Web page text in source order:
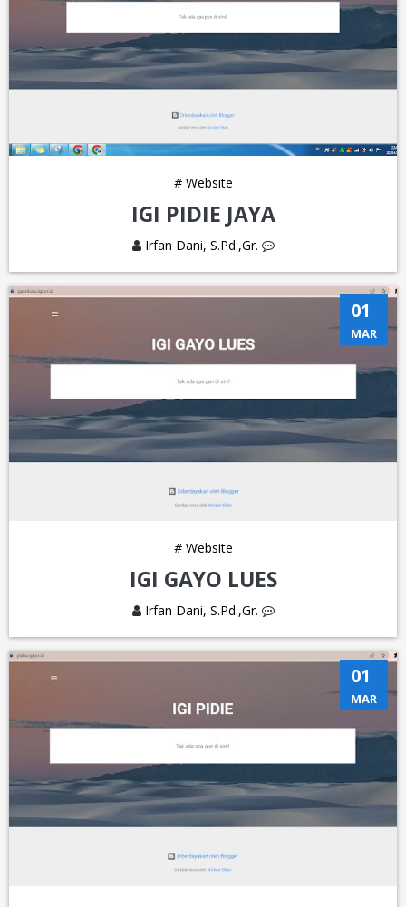
#Website
IGI PIDIE JAYA
Irfan Dani, S.Pd.,Gr.
01
MAR
#Website
IGI GAYO LUES
Irfan Dani, S.Pd.,Gr.
01
MAR